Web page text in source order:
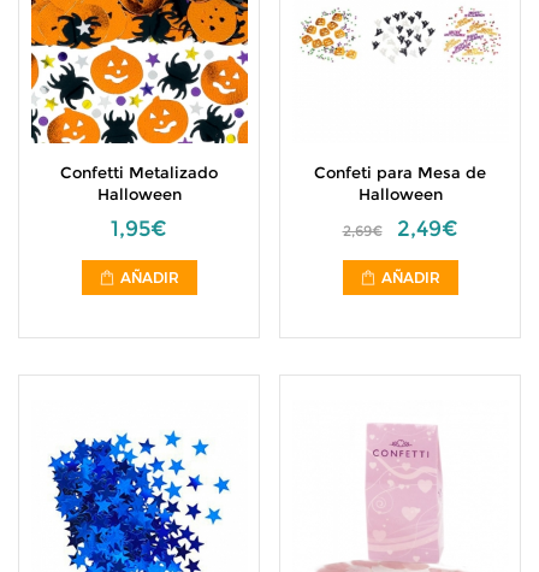
Confetti Metalizado
Halloween
1,95€
AÑADIR
Confeti para Mesa de
Halloween
2,69€ 2,49€
AÑADIR